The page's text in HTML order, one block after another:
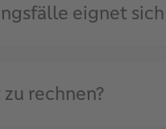
eignet sich
rechnen?